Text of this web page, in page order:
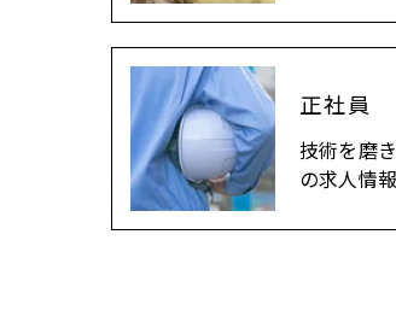
正社員
技術を磨
の求人情